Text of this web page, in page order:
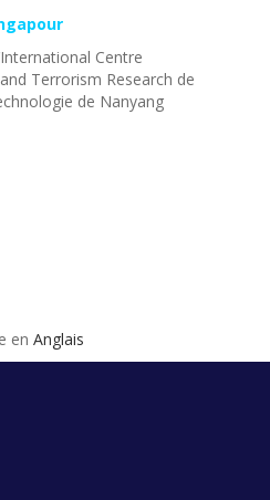
Centre
Terrorism Research de
de Nanyang
en Anglais